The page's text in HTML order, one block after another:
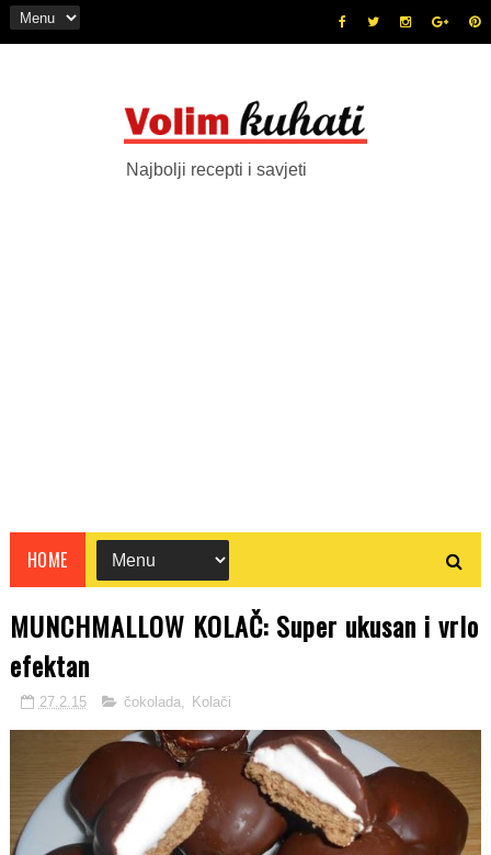
Najbolji recepti i savjeti
HOME
MUNCHMALLOW KOLAČ: Super ukusan i vrlo
efektan
27.2.15 čokolada, Kolači